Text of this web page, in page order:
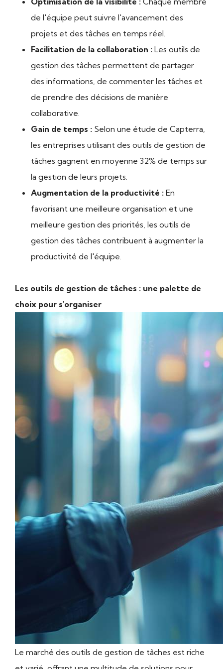
de l'équipe peut suivre l'avancement des
projets et des tâches en temps réel.
Facilitation de la collaboration : Les outils de
gestion des tâches permettent de partager
des informations, de commenter les tâches et
de prendre des décisions de manière
collaborative.
Gain de temps : Selon une étude de Capterra,
les entreprises utilisant des outils de gestion de
tâches gagnent en moyenne 32% de temps sur
la gestion de leurs projets.
Augmentation de la productivité : En
favorisant une meilleure organisation et une
meilleure gestion des priorités, les outils de
gestion des tâches contribuent à augmenter la
productivité de l'équipe.
Les outils de gestion de tâches : une palette de
choix pour s'organiser
Le marché des outils de gestion de tâches est riche